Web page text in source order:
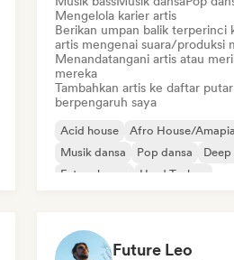
Mengelola karier artis
Berikan umpan balik terperinci
artis mengenai suara/produksi
Menandatangani artis atau
mereka
Tambahkan artis ke daftar putar
berpengaruh saya
Acid house
Afro House/
Musik dansa
Pop dansa
Deep
Future house
Hard Techno
Future Leo